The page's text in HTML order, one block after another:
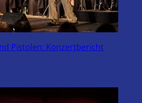
Pistolen: Konzertbericht